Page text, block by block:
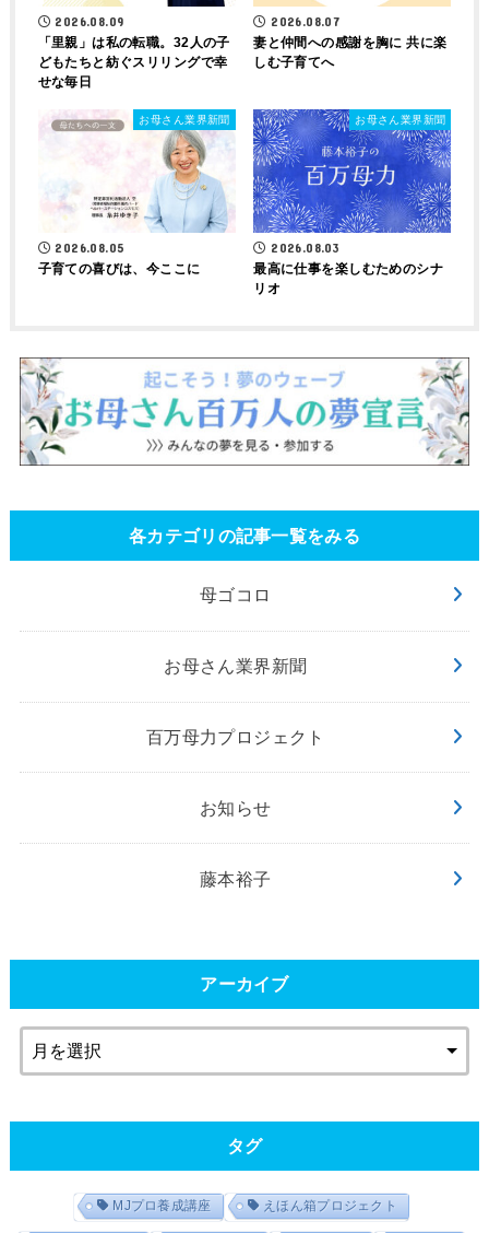
2026.08.09
「里親」は私の転職。32人の子
どもたちと紡ぐスリリングで幸
せな毎日
2026.08.07
妻と仲間への感謝を胸に 共に楽
しむ子育てへ
お母さん業界新聞
2026.08.05
子育ての喜びは、今ここに
お母さん業界新聞
2026.08.03
最高に仕事を楽しむためのシナ
リオ
各カテゴリの記事一覧をみる
母ゴコロ
お母さん業界新聞
百万母力プロジェクト
お知らせ
藤本裕子
アーカイブ
タグ
MJプロ養成講座 えほん箱プロジェクト